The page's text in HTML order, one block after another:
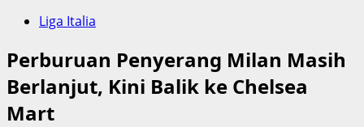
Liga Italia
Perburuan Penyerang Milan Masih
Berlanjut, Kini Balik ke Chelsea
Mart